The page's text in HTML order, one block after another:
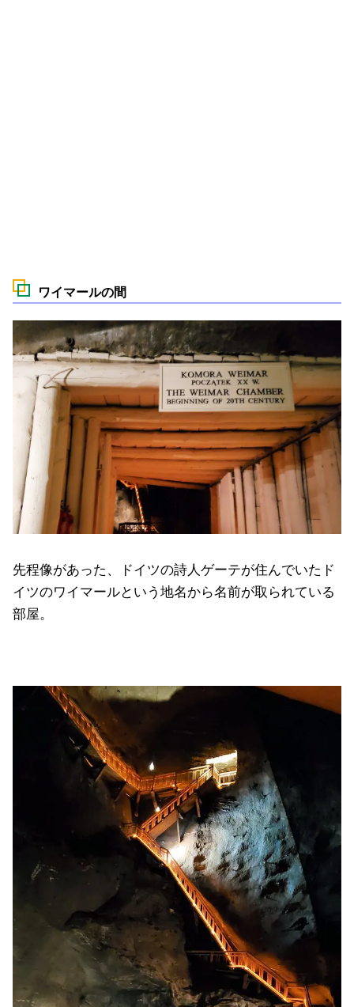
ワイマールの間
先程像があった、ドイツの詩人ゲーテが住んでいたド
イツのワイマールという地名から名前が取られている
部屋。